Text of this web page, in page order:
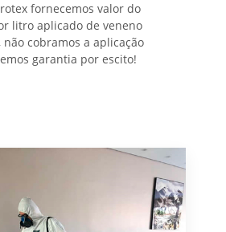
fornecemos valor do
litro aplicado de veneno
cobramos a aplicação
garantia por escito!